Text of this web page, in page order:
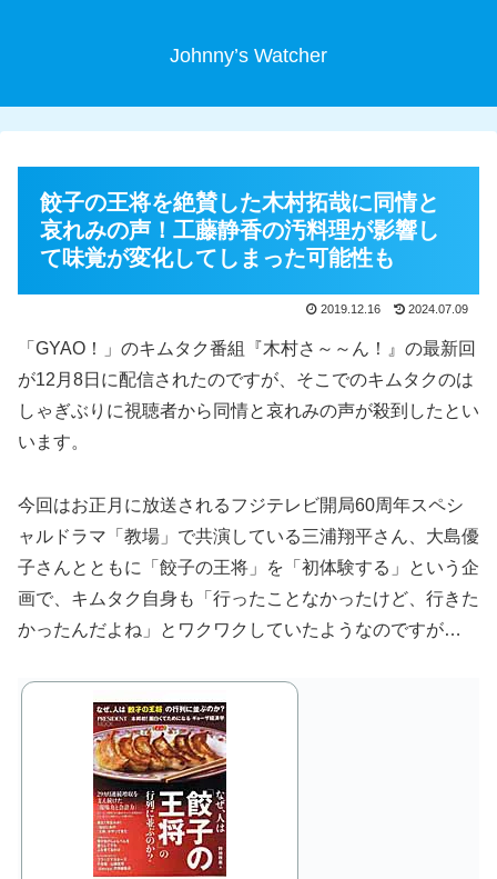
Johnny’s Watcher
餃子の王将を絶賛した木村拓哉に同情と
哀れみの声！工藤静香の汚料理が影響し
て味覚が変化してしまった可能性も
2019.12.16 2024.07.09
「GYAO！」のキムタク番組『木村さ～～ん！』の最新回
が12月8日に配信されたのですが、そこでのキムタクのは
しゃぎぶりに視聴者から同情と哀れみの声が殺到したとい
います。
今回はお正月に放送されるフジテレビ開局60周年スペシ
ャルドラマ「教場」で共演している三浦翔平さん、大島優
子さんとともに「餃子の王将」を「初体験する」という企
画で、キムタク自身も「行ったことなかったけど、行きた
かったんだよね」とワクワクしていたようなのですが…